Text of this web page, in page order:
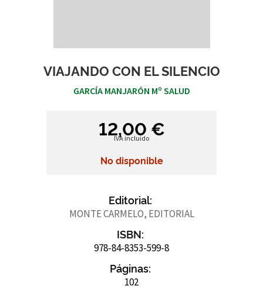
VIAJANDO CON EL SILENCIO
GARCÍA MANJARÓN Mº SALUD
12,00 €
IVA incluido
No disponible
Editorial:
MONTE CARMELO, EDITORIAL
ISBN:
978-84-8353-599-8
Páginas:
102